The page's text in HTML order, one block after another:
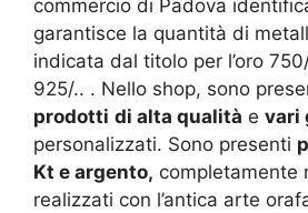
commercio di Padova
garantisce la quantità di
indicata dal titolo per l’oro
925/.. . Nello shop, sono
prodotti di alta qualità e vari
personalizzati. Sono presenti
Kt e argento, completamente
realizzati con l’antica arte